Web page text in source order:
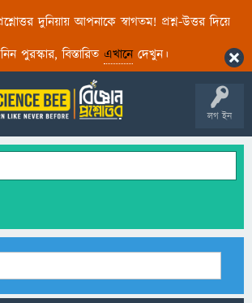
দুনিয়ায় আপনাকে স্বাগতম! প্রশ্ন-উত্তর দিয়ে
পুরস্কার, বিস্তারিত এখানেদেখুন।
লগ ইন